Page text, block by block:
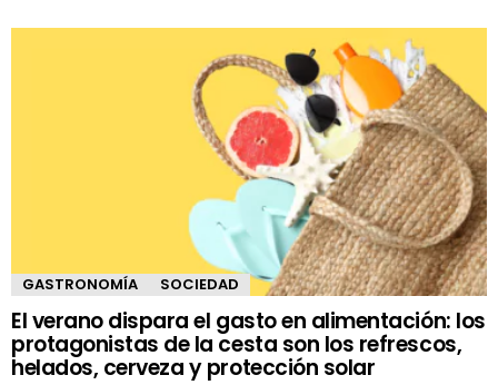
GASTRONOMÍA SOCIEDAD
El verano dispara el gasto en alimentación: los
protagonistas de la cesta son los refrescos,
helados, cerveza y protección solar